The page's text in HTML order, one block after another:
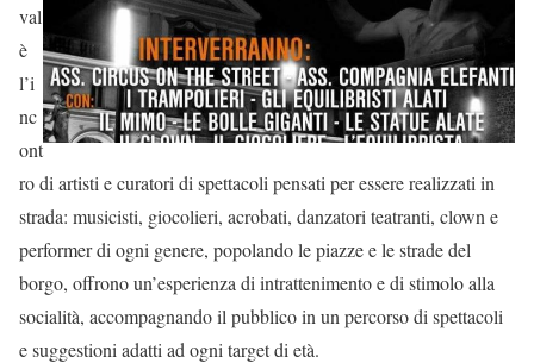
val
è
l’i
nc
ont
ro di artisti e curatori di spettacoli pensati per essere realizzati in
strada: musicisti, giocolieri, acrobati, danzatori teatranti, clown e
performer di ogni genere, popolando le piazze e le strade del
borgo, offrono un’esperienza di intrattenimento e di stimolo alla
socialità, accompagnando il pubblico in un percorso di spettacoli
e suggestioni adatti ad ogni target di età.